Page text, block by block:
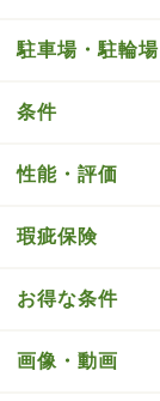
駐車場・駐輪場
条件
性能・評価
瑕疵保険
お得な条件
画像・動画